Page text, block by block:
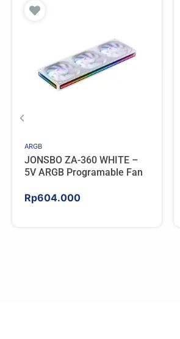
ARGB
JONSBO ZA-360 WHITE –
5V ARGB Programable Fan
Rp604.000